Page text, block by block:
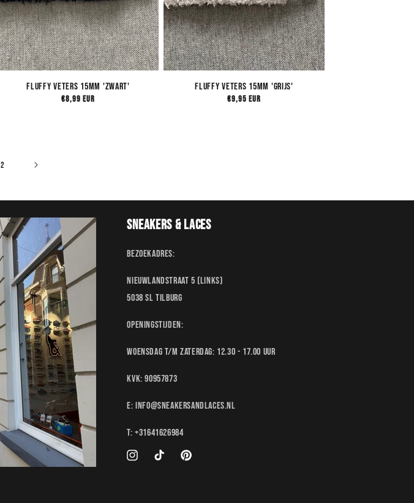
Fluffy Veters 15mm 'Zwart'
Normale
€8,99 EUR
Fluffy Veters 15mm 'Grijs'
Normale
€9,95 EUR
2
Sneakers & Laces
Bezoekadres:
Nieuwlandstraat 5 (links)
5038 SL Tilburg
Openingstijden:
Woensdag t/m Zaterdag: 12.30 - 17.00 uur
KvK: 90957873
E: Info@sneakersandlaces.nl
T: +31641626984
InstagramTikTok Pinterest